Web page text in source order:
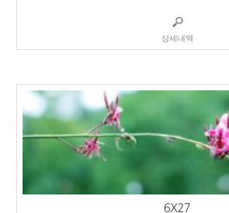
상세내역
6X27